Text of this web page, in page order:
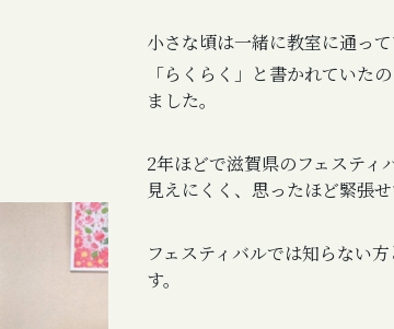
小さな頃は一緒に教室に通っ
「らくらく」と書かれていた
ました。
2年ほどで滋賀県のフェスティ
見えにくく、思ったほど緊張
フェスティバルでは知らない
す。